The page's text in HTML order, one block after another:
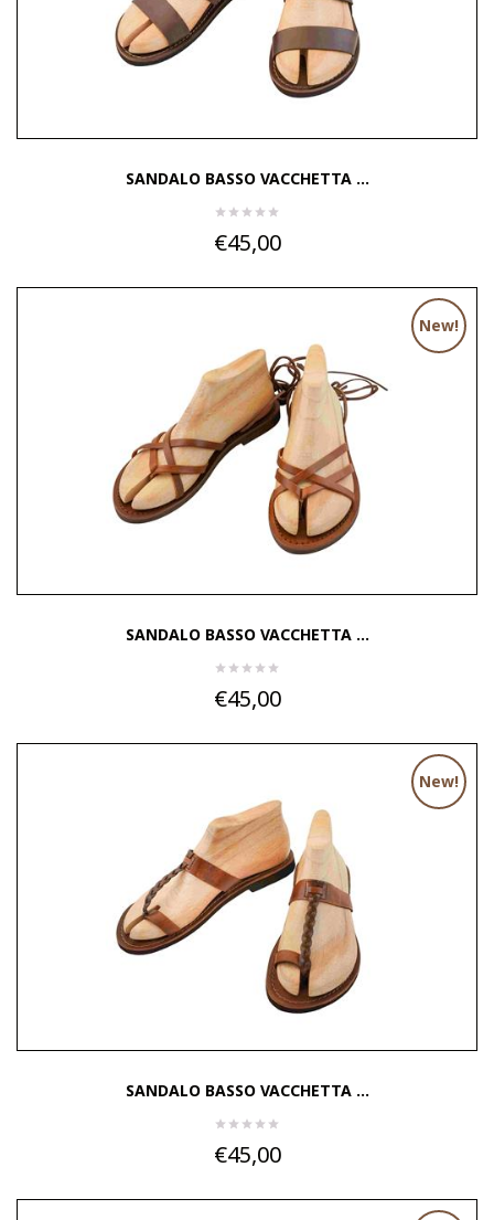
SANDALO BASSO VACCHETTA ...
€45,00
New!
SANDALO BASSO VACCHETTA ...
€45,00
New!
SANDALO BASSO VACCHETTA ...
€45,00